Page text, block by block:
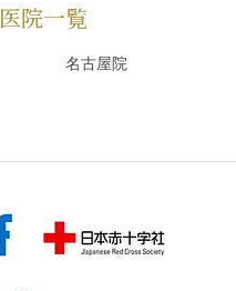
医院一覧
名古屋院